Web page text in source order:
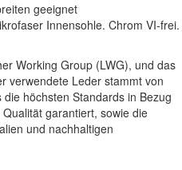
geeignet
Innensohle. Chrom VI-frei.
Working Group (LWG), und das
verwendete Leder stammt von
höchsten Standards in Bezug
garantiert, sowie die
und nachhaltigen